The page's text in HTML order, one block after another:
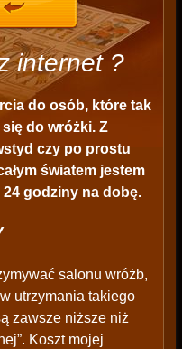
internet ?
do osób, które tak
do wróżki. Z
czy po prostu
światem jestem
godziny na dobę.
salonu wróżb,
utrzymania takiego
zawsze niższe niż
Koszt mojej